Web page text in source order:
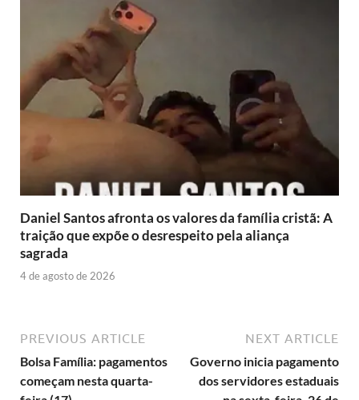
Daniel Santos afronta os valores da família cristã: A
traição que expõe o desrespeito pela aliança
sagrada
4 de agosto de 2026
PREVIOUS ARTICLE
Bolsa Família: pagamentos
começam nesta quarta-
NEXT ARTICLE
Governo inicia pagamento
dos servidores estaduais